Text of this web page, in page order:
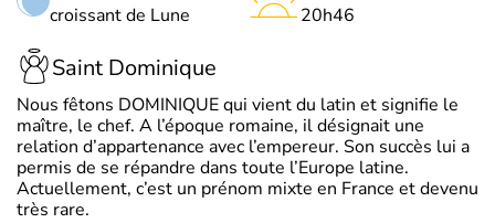
croissant de Lune 20h46
Saint Dominique
Nous fêtons DOMINIQUE qui vient du latin et signifie le
maître, le chef. A l’époque romaine, il désignait une
relation d’appartenance avec l’empereur. Son succès lui a
permis de se répandre dans toute l’Europe latine.
Actuellement, c’est un prénom mixte en France et devenu
très rare.